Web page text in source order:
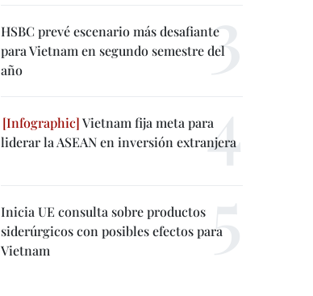
HSBC prevé escenario más desafiante
para Vietnam en segundo semestre del
año
Vietnam fija meta para
liderar la ASEAN en inversión extranjera
Inicia UE consulta sobre productos
siderúrgicos con posibles efectos para
Vietnam